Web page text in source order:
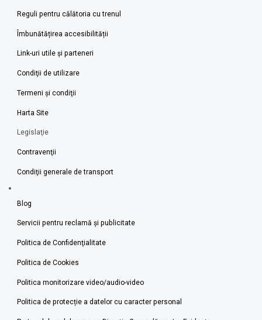
Reguli pentru călătoria cu trenul
Îmbunătățirea accesibilității
Link-uri utile şi parteneri
Condiţii de utilizare
Termeni şi condiţii
Harta Site
Legislaţie
Contravenţii
Condiţii generale de transport
Blog
Servicii pentru reclamă și publicitate
Politica de Confidenţialitate
Politica de Cookies
Politica monitorizare video/audio-video
Politica de protecție a datelor cu caracter personal